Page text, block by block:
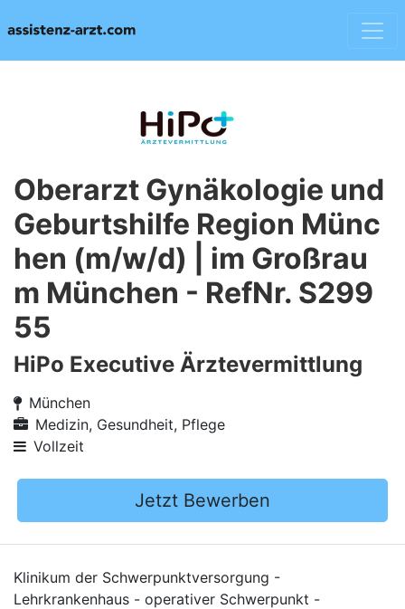
Oberarzt Gynäkologie und
Geburtshilfe Region Münc
hen (m/w/d) | im Großrau
m München - RefNr. S299
55
HiPo Executive Ärztevermittlung
München
Medizin, Gesundheit, Pflege
Vollzeit
Jetzt Bewerben
Klinikum der Schwerpunktversorgung -
Lehrkrankenhaus - operativer Schwerpunkt -